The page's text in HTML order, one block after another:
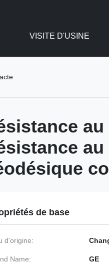
VISITE D'USINE
de base
d'origine:
Name: GE